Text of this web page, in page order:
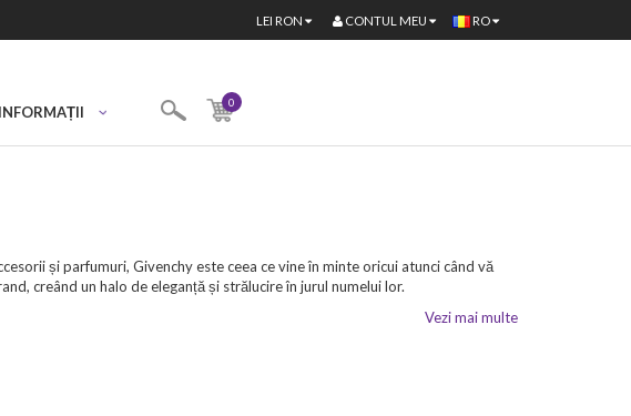
RO
LEI RON CONTUL MEU
INFORMAȚII
0
și parfumuri, Givenchy este ceea ce vine în minte oricui atunci când vă
creând un halo de eleganță și strălucire în jurul numelui lor.
Vezi mai multe